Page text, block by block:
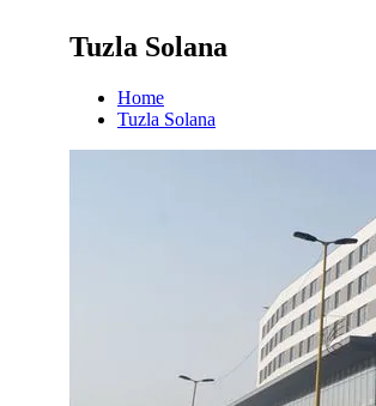
Tuzla Solana
Home
Tuzla Solana